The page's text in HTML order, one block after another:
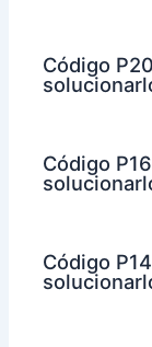
Código
Código
Código